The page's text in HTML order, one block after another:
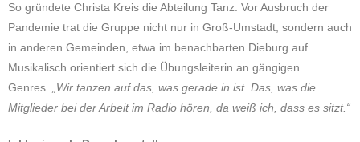
So gründete Christa Kreis die Abteilung Tanz. Vor Ausbruch der
Pandemie trat die Gruppe nicht nur in Groß-Umstadt, sondern auch
in anderen Gemeinden, etwa im benachbarten Dieburg auf.
Musikalisch orientiert sich die Übungsleiterin an gängigen
Genres.
„Wir tanzen auf das, was gerade in ist. Das, was die
Mitglieder bei der Arbeit im Radio hören, da weiß ich, dass es sitzt.“